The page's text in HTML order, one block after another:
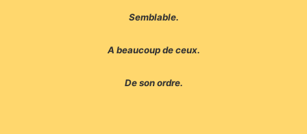
Semblable.
A beaucoup de ceux.
De son ordre.